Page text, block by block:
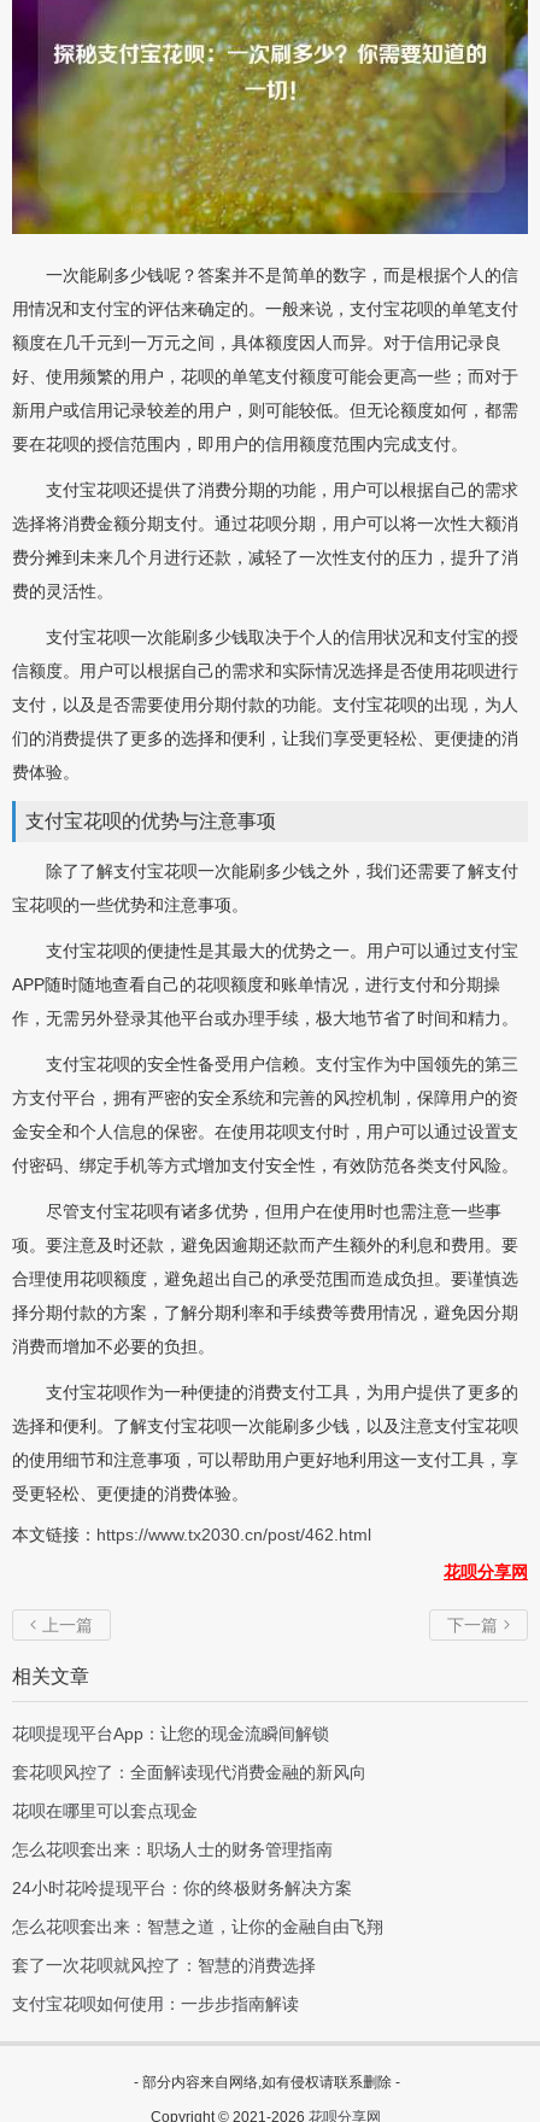
一次能刷多少钱呢？答案并不是简单的数字，而是根据个人的信
用情况和支付宝的评估来确定的。一般来说，支付宝花呗的单笔支付
额度在几千元到一万元之间，具体额度因人而异。对于信用记录良
好、使用频繁的用户，花呗的单笔支付额度可能会更高一些；而对于
新用户或信用记录较差的用户，则可能较低。但无论额度如何，都需
要在花呗的授信范围内，即用户的信用额度范围内完成支付。
支付宝花呗还提供了消费分期的功能，用户可以根据自己的需求
选择将消费金额分期支付。通过花呗分期，用户可以将一次性大额消
费分摊到未来几个月进行还款，减轻了一次性支付的压力，提升了消
费的灵活性。
支付宝花呗一次能刷多少钱取决于个人的信用状况和支付宝的授
信额度。用户可以根据自己的需求和实际情况选择是否使用花呗进行
支付，以及是否需要使用分期付款的功能。支付宝花呗的出现，为人
们的消费提供了更多的选择和便利，让我们享受更轻松、更便捷的消
费体验。
支付宝花呗的优势与注意事项
除了了解支付宝花呗一次能刷多少钱之外，我们还需要了解支付
宝花呗的一些优势和注意事项。
支付宝花呗的便捷性是其最大的优势之一。用户可以通过支付宝
APP随时随地查看自己的花呗额度和账单情况，进行支付和分期操
作，无需另外登录其他平台或办理手续，极大地节省了时间和精力。
支付宝花呗的安全性备受用户信赖。支付宝作为中国领先的第三
方支付平台，拥有严密的安全系统和完善的风控机制，保障用户的资
金安全和个人信息的保密。在使用花呗支付时，用户可以通过设置支
付密码、绑定手机等方式增加支付安全性，有效防范各类支付风险。
尽管支付宝花呗有诸多优势，但用户在使用时也需注意一些事
项。要注意及时还款，避免因逾期还款而产生额外的利息和费用。要
合理使用花呗额度，避免超出自己的承受范围而造成负担。要谨慎选
择分期付款的方案，了解分期利率和手续费等费用情况，避免因分期
消费而增加不必要的负担。
支付宝花呗作为一种便捷的消费支付工具，为用户提供了更多的
选择和便利。了解支付宝花呗一次能刷多少钱，以及注意支付宝花呗
的使用细节和注意事项，可以帮助用户更好地利用这一支付工具，享
受更轻松、更便捷的消费体验。
本文链接： https://www.tx2030.cn/post/462.html
花呗分享网
 上一篇 下一篇 
相关文章
花呗提现平台App：让您的现金流瞬间解锁
套花呗风控了：全面解读现代消费金融的新风向
花呗在哪里可以套点现金
怎么花呗套出来：职场人士的财务管理指南
24小时花呤提现平台：你的终极财务解决方案
怎么花呗套出来：智慧之道，让你的金融自由飞翔
套了一次花呗就风控了：智慧的消费选择
支付宝花呗如何使用：一步步指南解读
- 部分内容来自网络,如有侵权请联系删除 -
Copyright © 2021-2026 花呗分享网